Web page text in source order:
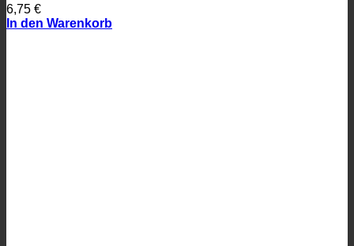
6,75 €
In den Warenkorb